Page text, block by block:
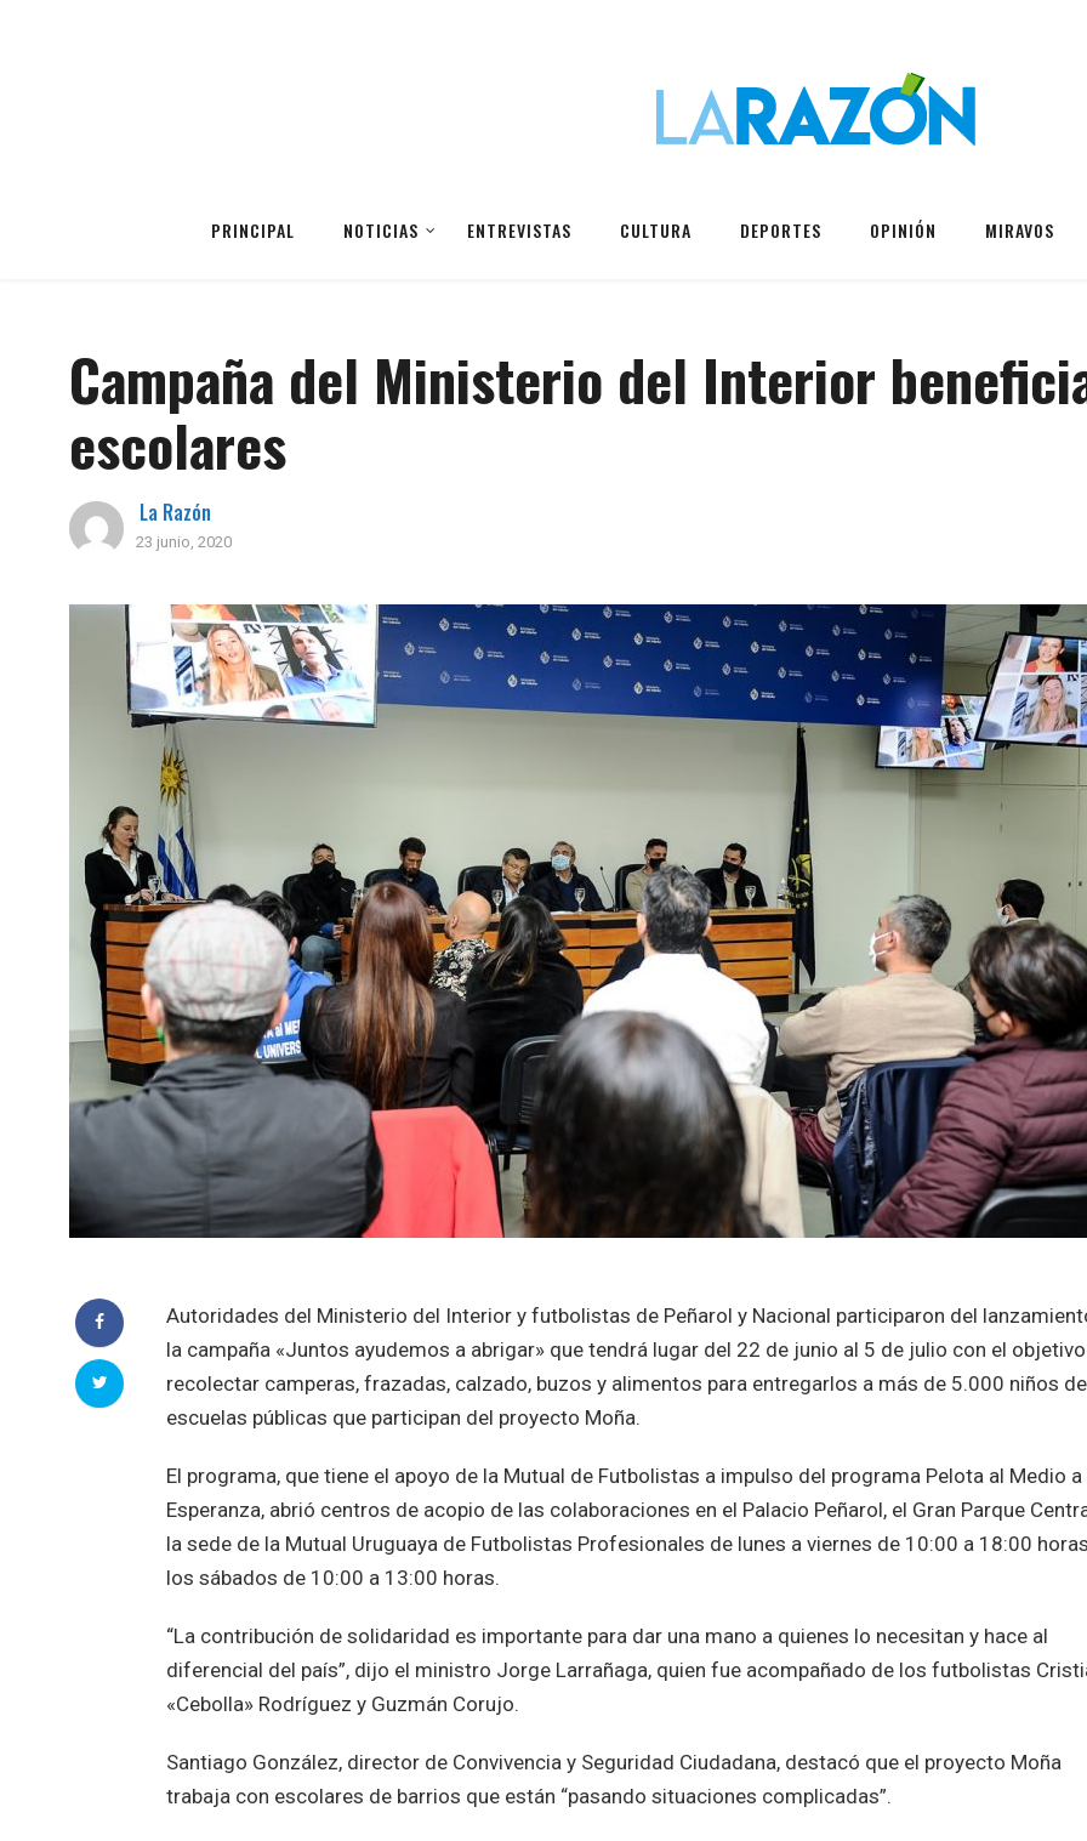
PRINCIPAL NOTICIAS ENTREVISTAS CULTURA DEPORTES OPINIÓN MIRAVOS
Campaña del Ministerio del Interior
escolares
La Razón
23 junio, 2020
Autoridades del Ministerio del Interior y futbolistas de Peñarol y Nacional participaron del
la campaña «Juntos ayudemos a abrigar» que tendrá lugar del 22 de junio al 5 de julio con el
recolectar camperas, frazadas, calzado, buzos y alimentos para entregarlos a más de 5.000 niños
escuelas públicas que participan del proyecto Moña.
El programa, que tiene el apoyo de la Mutual de Futbolistas a impulso del programa Pelota al Medio a
Esperanza, abrió centros de acopio de las colaboraciones en el Palacio Peñarol, el Gran Parque
la sede de la Mutual Uruguaya de Futbolistas Profesionales de lunes a viernes de 10:00 a 18:00
los sábados de 10:00 a 13:00 horas.
“La contribución de solidaridad es importante para dar una mano a quienes lo necesitan y hace al
diferencial del país”, dijo el ministro Jorge Larrañaga, quien fue acompañado de los futbolistas
«Cebolla» Rodríguez y Guzmán Corujo.
Santiago González, director de Convivencia y Seguridad Ciudadana, destacó que el proyecto Moña
trabaja con escolares de barrios que están “pasando situaciones complicadas”.